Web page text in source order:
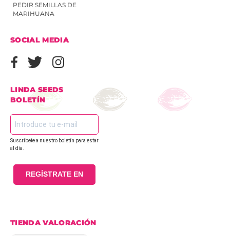
PEDIR SEMILLAS DE
MARIHUANA
SOCIAL MEDIA
LINDA SEEDS
BOLETÍN
Suscríbete a nuestro boletín para estar
al día.
REGÍSTRATE EN
TIENDA VALORACIÓN